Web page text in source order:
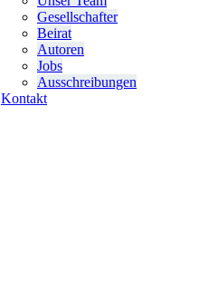
Gesell­schafter
Beirat
Autoren
Jobs
Ausschrei­bungen
Kontakt